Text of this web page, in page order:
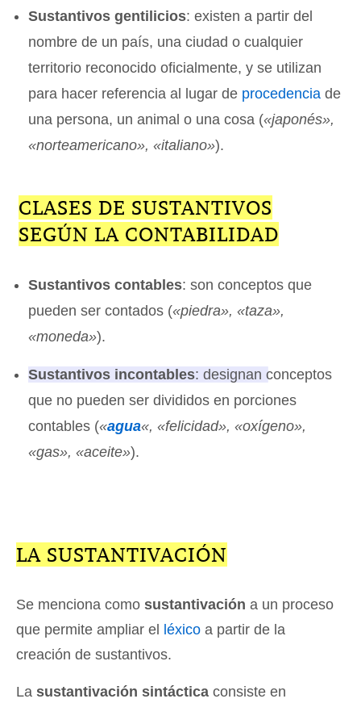
Sustantivos gentilicios: existen a partir del
nombre de un país, una ciudad o cualquier
territorio reconocido oficialmente, y se utilizan
para hacer referencia al lugar de procedencia de
una persona, un animal o una cosa («japonés»,
«norteamericano», «italiano»).
CLASES DE SUSTANTIVOS
SEGÚN LA CONTABILIDAD
Sustantivos contables: son conceptos que
pueden ser contados («piedra», «taza»,
«moneda»).
Sustantivos incontables: designan conceptos
que no pueden ser divididos en porciones
contables («agua«, «felicidad», «oxígeno»,
«gas», «aceite»).
LA SUSTANTIVACIÓN
Se menciona como sustantivación a un proceso
que permite ampliar el
léxico a partir de la
creación de sustantivos.
La sustantivación sintáctica consiste en